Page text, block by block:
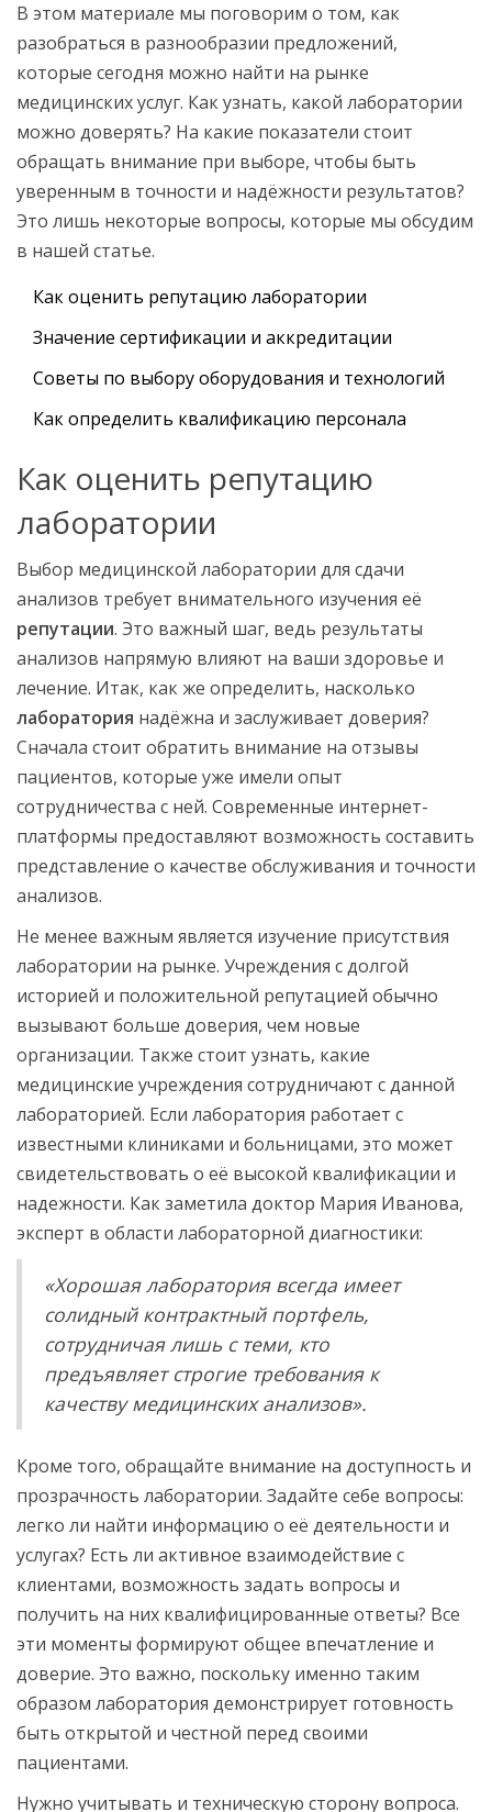
В этом материале мы поговорим о том, как
разобраться в разнообразии предложений,
которые сегодня можно найти на рынке
медицинских услуг. Как узнать, какой лаборатории
можно доверять? На какие показатели стоит
обращать внимание при выборе, чтобы быть
уверенным в точности и надёжности результатов?
Это лишь некоторые вопросы, которые мы обсудим
в нашей статье.
Как оценить репутацию лаборатории
Значение сертификации и аккредитации
Советы по выбору оборудования и технологий
Как определить квалификацию персонала
Как оценить репутацию
лаборатории
Выбор медицинской лаборатории для сдачи
анализов требует внимательного изучения её
репутации. Это важный шаг, ведь результаты
анализов напрямую влияют на ваши здоровье и
лечение. Итак, как же определить, насколько
лаборатория надёжна и заслуживает доверия?
Сначала стоит обратить внимание на отзывы
пациентов, которые уже имели опыт
сотрудничества с ней. Современные интернет-
платформы предоставляют возможность составить
представление о качестве обслуживания и точности
анализов.
Не менее важным является изучение присутствия
лаборатории на рынке. Учреждения с долгой
историей и положительной репутацией обычно
вызывают больше доверия, чем новые
организации. Также стоит узнать, какие
медицинские учреждения сотрудничают с данной
лабораторией. Если лаборатория работает с
известными клиниками и больницами, это может
свидетельствовать о её высокой квалификации и
надежности. Как заметила доктор Мария Иванова,
эксперт в области лабораторной диагностики:
«Хорошая лаборатория всегда имеет
солидный контрактный портфель,
сотрудничая лишь с теми, кто
предъявляет строгие требования к
качеству медицинских анализов».
Кроме того, обращайте внимание на доступность и
прозрачность лаборатории. Задайте себе вопросы:
легко ли найти информацию о её деятельности и
услугах? Есть ли активное взаимодействие с
клиентами, возможность задать вопросы и
получить на них квалифицированные ответы? Все
эти моменты формируют общее впечатление и
доверие. Это важно, поскольку именно таким
образом лаборатория демонстрирует готовность
быть открытой и честной перед своими
пациентами.
Нужно учитывать и техническую сторону вопроса.